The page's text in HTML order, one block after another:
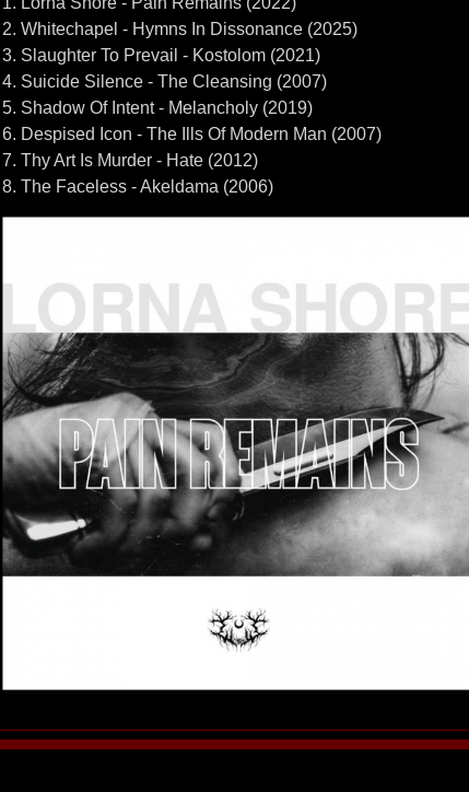
2. Whitechapel - Hymns In Dissonance (2025)
3. Slaughter To Prevail - Kostolom (2021)
4. Suicide Silence - The Cleansing (2007)
5. Shadow Of Intent - Melancholy (2019)
6. Despised Icon - The Ills Of Modern Man (2007)
7. Thy Art Is Murder - Hate (2012)
8. The Faceless - Akeldama (2006)